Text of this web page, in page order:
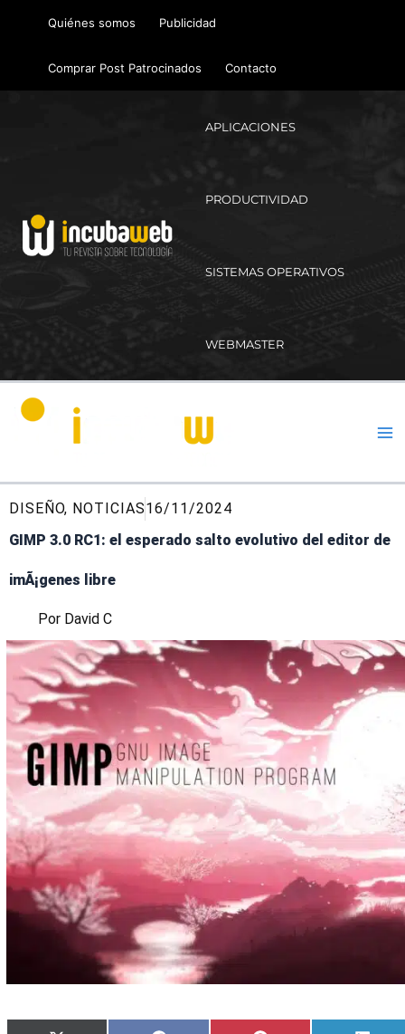
Quiénes somos Publicidad
Comprar Post Patrocinados Contacto
APLICACIONES
PRODUCTIVIDAD
SISTEMAS OPERATIVOS
WEBMASTER
DISEÑO, NOTICIAS16/11/2024
GIMP 3.0 RC1: el esperado salto evolutivo del editor de
imÃ¡genes libre
Por David C